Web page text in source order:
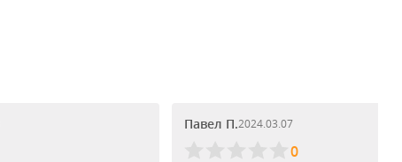
Павел П.2024.03.07
0